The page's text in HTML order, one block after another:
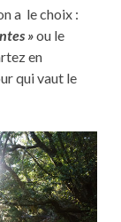
a le choix :
»ou le
en
qui vaut le